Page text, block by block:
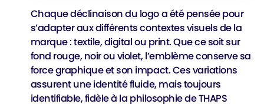
Chaque déclinaison du logo a été pensée pour
s’adapter aux différents contextes visuels de la
marque : textile, digital ou print. Que ce soit sur
fond rouge, noir ou violet, l’emblème conserve sa
force graphique et son impact. Ces variations
assurent une identité fluide, mais toujours
identifiable, fidèle à la philosophie de THAPS